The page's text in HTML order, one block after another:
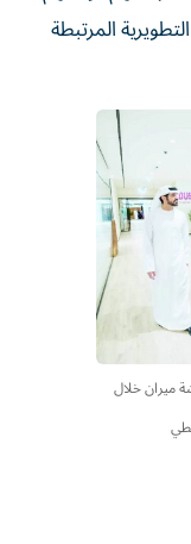
المرتبطة
ميران خلال